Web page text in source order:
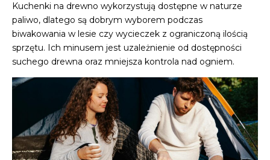
Kuchenki na drewno wykorzystują dostępne w naturze
paliwo, dlatego są dobrym wyborem podczas
biwakowania w lesie czy wycieczek z ograniczoną ilością
sprzętu. Ich minusem jest uzależnienie od dostępności
suchego drewna oraz mniejsza kontrola nad ogniem.